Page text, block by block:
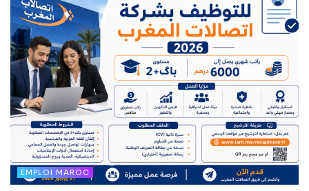
EMPLOI MAROC